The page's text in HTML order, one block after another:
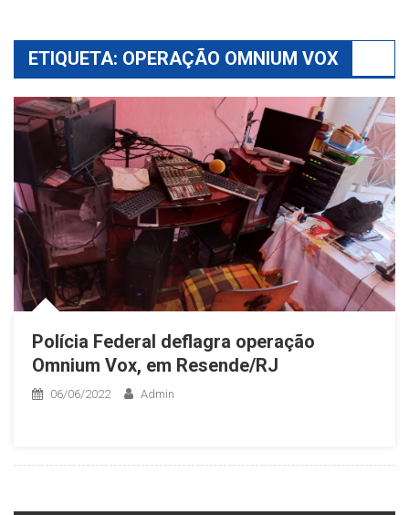
ETIQUETA: OPERAÇÃO OMNIUM VOX
Polícia Federal deflagra operação
Omnium Vox, em Resende/RJ
06/06/2022 Admin